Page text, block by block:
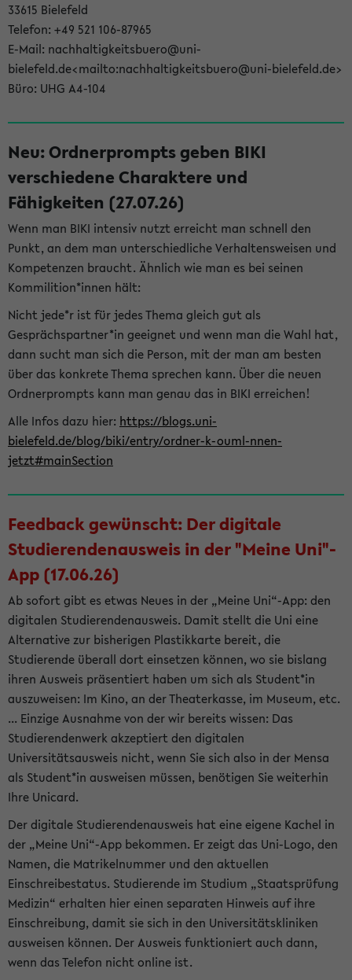
33615 Bielefeld
Telefon: +49 521 106-87965
E-Mail: nachhaltigkeitsbuero@uni-
bielefeld.de<mailto:nachhaltigkeitsbuero@uni-bielefeld.de>
Büro: UHG A4-104
Neu: Ordnerprompts geben BIKI
verschiedene Charaktere und
Fähigkeiten (27.07.26)
Wenn man BIKI intensiv nutzt erreicht man schnell den
Punkt, an dem man unterschiedliche Verhaltensweisen und
Kompetenzen braucht. Ähnlich wie man es bei seinen
Kommilition*innen hält:
Nicht jede*r ist für jedes Thema gleich gut als
Gesprächspartner*in geeignet und wenn man die Wahl hat,
dann sucht man sich die Person, mit der man am besten
über das konkrete Thema sprechen kann. Über die neuen
Ordnerprompts kann man genau das in BIKI erreichen!
Alle Infos dazu hier: https://blogs.uni-
bielefeld.de/blog/biki/entry/ordner-k-ouml-nnen-
jetzt#mainSection
Feedback gewünscht: Der digitale
Studierendenausweis in der "Meine Uni"-
App (17.06.26)
Ab sofort gibt es etwas Neues in der „Meine Uni“-App: den
digitalen Studierendenausweis. Damit stellt die Uni eine
Alternative zur bisherigen Plastikkarte bereit, die
Studierende überall dort einsetzen können, wo sie bislang
ihren Ausweis präsentiert haben um sich als Student*in
auszuweisen: Im Kino, an der Theaterkasse, im Museum, etc.
... Einzige Ausnahme von der wir bereits wissen: Das
Studierendenwerk akzeptiert den digitalen
Universitätsausweis nicht, wenn Sie sich also in der Mensa
als Student*in ausweisen müssen, benötigen Sie weiterhin
Ihre Unicard.
Der digitale Studierendenausweis hat eine eigene Kachel in
der „Meine Uni“-App bekommen. Er zeigt das Uni-Logo, den
Namen, die Matrikelnummer und den aktuellen
Einschreibestatus. Studierende im Studium „Staatsprüfung
Medizin“ erhalten hier einen separaten Hinweis auf ihre
Einschreibung, damit sie sich in den Universitätskliniken
ausweisen können. Der Ausweis funktioniert auch dann,
wenn das Telefon nicht online ist.